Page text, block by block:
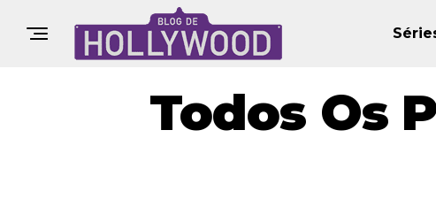
Todos Os